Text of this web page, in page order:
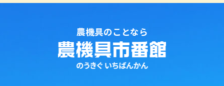
農機具のことなら